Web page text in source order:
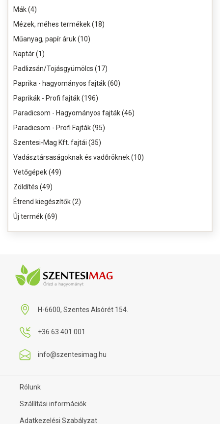
Mák (4)
Mézek, méhes termékek (18)
Műanyag, papír áruk (10)
Naptár (1)
Padlizsán/Tojásgyümölcs (17)
Paprika - hagyományos fajták (60)
Paprikák - Profi fajták (196)
Paradicsom - Hagyományos fajták (46)
Paradicsom - Profi Fajták (95)
Szentesi-Mag Kft. fajtái (35)
Vadásztársaságoknak és vadőröknek (10)
Vetőgépek (49)
Zöldítés (49)
Étrend kiegészítők (2)
Új termék (69)
H-6600, Szentes Alsórét 154.
+36 63 401 001
info@szentesimag.hu
Rólunk
Szállítási információk
Adatkezelési Szabályzat